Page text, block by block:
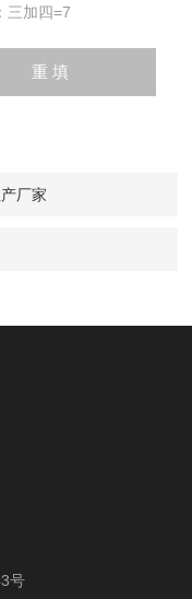
三加四=7
厂家
号